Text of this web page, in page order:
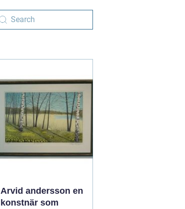
Arvid andersson en
konstnär som